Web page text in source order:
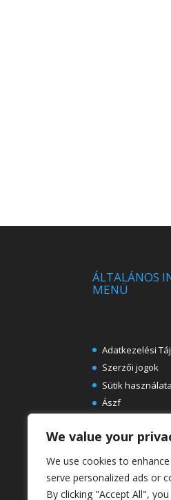
We value your
We use cookies to
serve personalized ads or
By clicking "Accept All",
ÁLTALÁNOS
MENÜ
Adatkezelési
Szerzői jogok
Sütik használata
Ászf
Ingyenes e-
Rólunk